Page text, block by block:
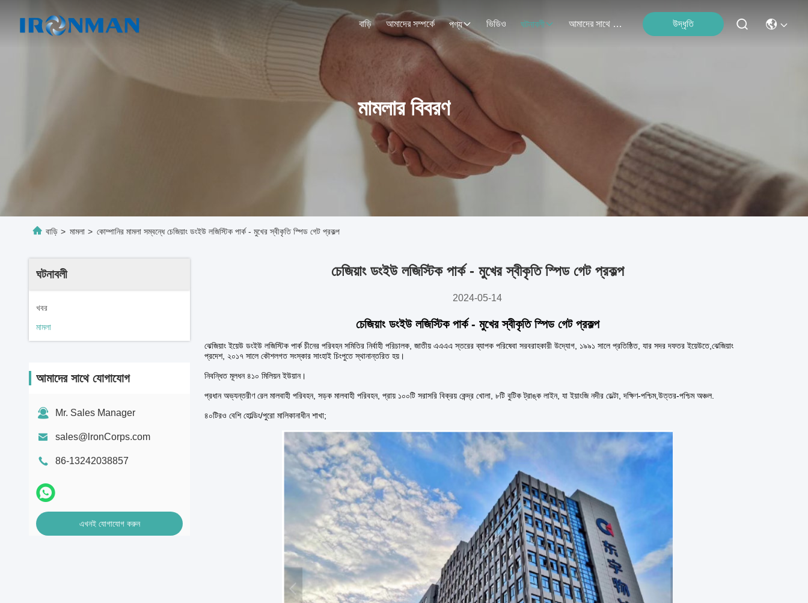
বাড়ি আমাদের সম্পর্কে পণ্য ভিডিও ঘটনাবলী আমাদের সাথে যোগাযোগ উদ্ধৃতি
মামলার বিবরণ
বাড়ি > মামলা > কোম্পানির মামলা সম্বন্ধে চেজিয়াং ডংইউ লজিস্টিক পার্ক - মুখের স্বীকৃতি স্পিড গেট প্রকল্প
ঘটনাবলী
খবর
মামলা
আমাদের সাথে যোগাযোগ
Mr. Sales Manager
sales@lronCorps.com
86-13242038857
এখনই যোগাযোগ করুন
চেজিয়াং ডংইউ লজিস্টিক পার্ক - মুখের স্বীকৃতি স্পিড গেট প্রকল্প
2024-05-14
চেজিয়াং ডংইউ লজিস্টিক পার্ক - মুখের স্বীকৃতি স্পিড গেট প্রকল্প
ঝেজিয়াং ইয়েউ ডংইউ লজিস্টিক পার্ক চীনের পরিবহন সমিতির নির্বাহী পরিচালক, জাতীয় এএএএ স্তরের ব্যাপক পরিষেবা সরবরাহকারী উদ্যোগ, ১৯৯১ সালে প্রতিষ্ঠিত, যার সদর দফতর ইয়েউতে,ঝেজিয়াং
প্রদেশ, ২০১৭ সালে কৌশলগত সংস্কার সাংহাই চিংপুতে স্থানান্তরিত হয়।
নিবন্ধিত মূলধন ৪১০ মিলিয়ন ইউয়ান।
প্রধান অভ্যন্তরীণ রেল মালবাহী পরিবহন, সড়ক মালবাহী পরিবহন, প্রায় ১০০টি সরাসরি বিক্রয় কেন্দ্র খোলা, ৮টি বুটিক ট্রাঙ্ক লাইন, যা ইয়াংজি নদীর ডেল্টা, দক্ষিণ-পশ্চিম,উত্তর-পশ্চিম অঞ্চল.
৪০টিরও বেশি হোল্ডিং/পুরো মালিকানাধীন শাখা;